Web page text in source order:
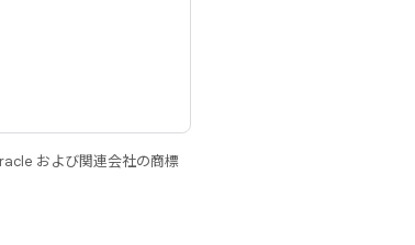
および関連会社の商標